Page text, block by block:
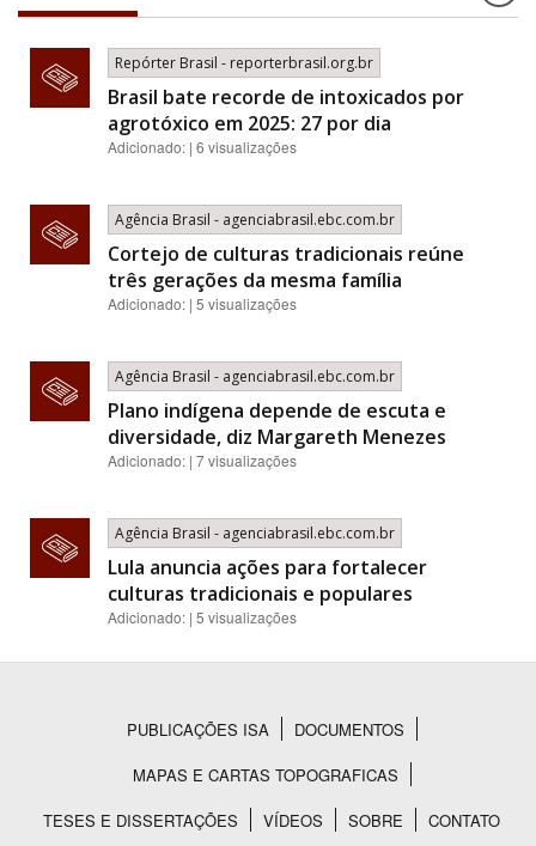
Repórter Brasil - reporterbrasil.org.br
Brasil bate recorde de intoxicados por
agrotóxico em 2025: 27 por dia
Adicionado: | 6 visualizações
Agência Brasil - agenciabrasil.ebc.com.br
Cortejo de culturas tradicionais reúne
três gerações da mesma família
Adicionado: | 5 visualizações
Agência Brasil - agenciabrasil.ebc.com.br
Plano indígena depende de escuta e
diversidade, diz Margareth Menezes
Adicionado: | 7 visualizações
Agência Brasil - agenciabrasil.ebc.com.br
Lula anuncia ações para fortalecer
culturas tradicionais e populares
Adicionado: | 5 visualizações
Rodapé
PUBLICAÇÕES ISA
DOCUMENTOS
MAPAS E CARTAS TOPOGRAFICAS
TESES E DISSERTAÇÕES
VÍDEOS SOBRE CONTATO